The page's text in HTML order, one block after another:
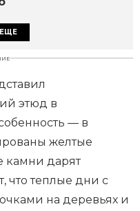
этюд в
— в
желтые
камни дарят
что теплые дни с
на деревьях и